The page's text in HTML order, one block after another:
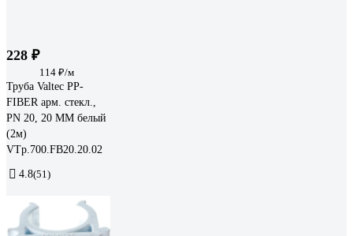
228 ₽
114 ₽/м
Труба Valtec PP-
FIBER арм. стекл.,
PN 20, 20 MM белый
(2м)
VTp.700.FB20.20.02
4.8(51)